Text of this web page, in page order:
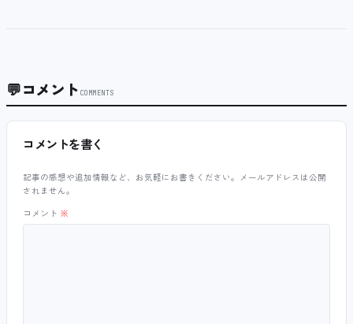
💬コメント COMMENTS
コメントを書く
記事の感想や追加情報など、お気軽にお書きください。メールアドレスは公開
されません。
コメント ※